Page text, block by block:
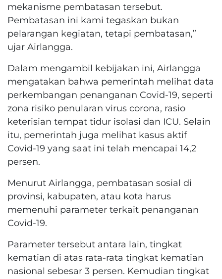
mekanisme pembatasan tersebut.
Pembatasan ini kami tegaskan bukan
pelarangan kegiatan, tetapi pembatasan,”
ujar Airlangga.
Dalam mengambil kebijakan ini, Airlangga
mengatakan bahwa pemerintah melihat data
perkembangan penanganan Covid-19, seperti
zona risiko penularan virus corona, rasio
keterisian tempat tidur isolasi dan ICU. Selain
itu, pemerintah juga melihat kasus aktif
Covid-19 yang saat ini telah mencapai 14,2
persen.
Menurut Airlangga, pembatasan sosial di
provinsi, kabupaten, atau kota harus
memenuhi parameter terkait penanganan
Covid-19.
Parameter tersebut antara lain, tingkat
kematian di atas rata-rata tingkat kematian
nasional sebesar 3 persen. Kemudian tingkat